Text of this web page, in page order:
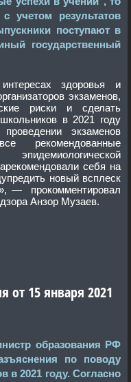
поступают в
государственный
здоровья и
в 2021 году
экзаменов
себя на
— прокомментировал
Анзор Музаев.
от 15 января 2021
образования РФ
по поводу
в 2021 году. Согласно